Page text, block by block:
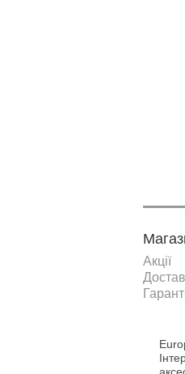
Акції